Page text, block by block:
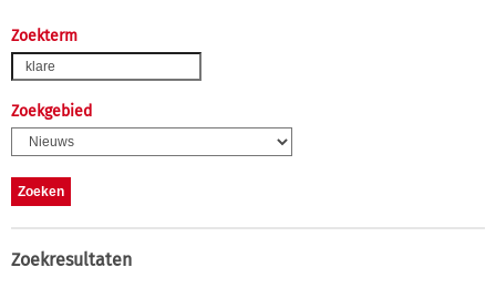
Zoekterm
Zoekgebied
Zoekresultaten